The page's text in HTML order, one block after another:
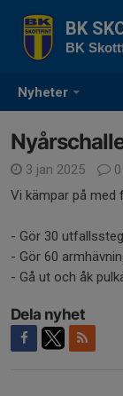
Nyheter
BK
BK
3 jan 2025
Vi kämpar på med
- Gör 30
- Gör 60
- Gå ut och åk
Dela nyhet